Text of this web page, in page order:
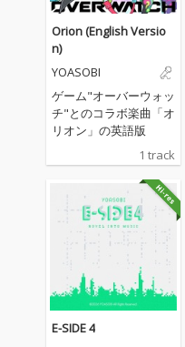
Orion (English Versio
n)
YOASOBI
ゲーム"オーバーウォッ
チ"とのコラボ楽曲「オ
リオン」の英語版
1 track
E-SIDE 4